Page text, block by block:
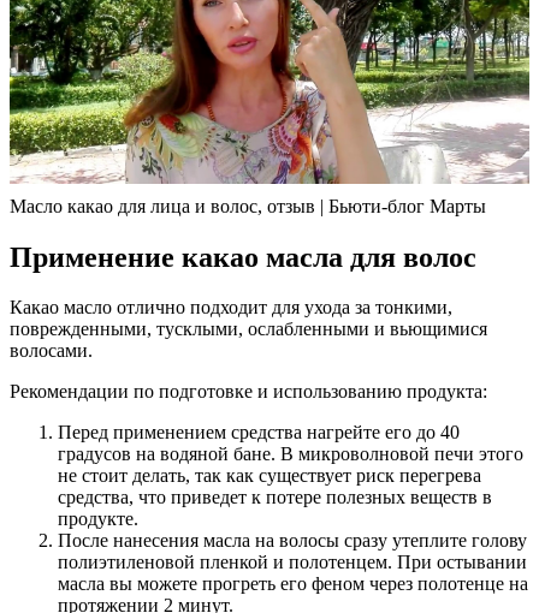
Масло какао для лица и волос, отзыв | Бьюти-блог Марты
Применение какао масла для волос
Какао масло отлично подходит для ухода за тонкими,
поврежденными, тусклыми, ослабленными и вьющимися
волосами.
Рекомендации по подготовке и использованию продукта:
Перед применением средства нагрейте его до 40
градусов на водяной бане. В микроволновой печи этого
не стоит делать, так как существует риск перегрева
средства, что приведет к потере полезных веществ в
продукте.
После нанесения масла на волосы сразу утеплите голову
полиэтиленовой пленкой и полотенцем. При остывании
масла вы можете прогреть его феном через полотенце на
протяжении 2 минут.